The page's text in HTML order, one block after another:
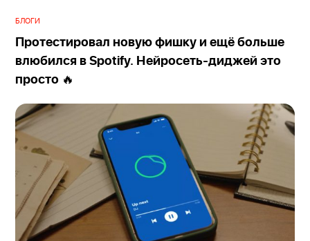
БЛОГИ
Протестировал новую фишку и ещё больше
влюбился в Spotify. Нейросеть-диджей это
просто 🔥